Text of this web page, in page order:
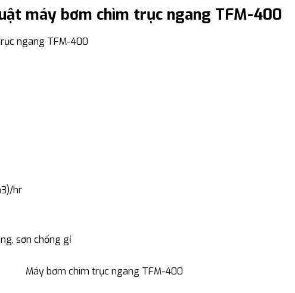
máy bơm chìm trục ngang TFM-400
ngang TFM-400
hr
sơn chống gỉ